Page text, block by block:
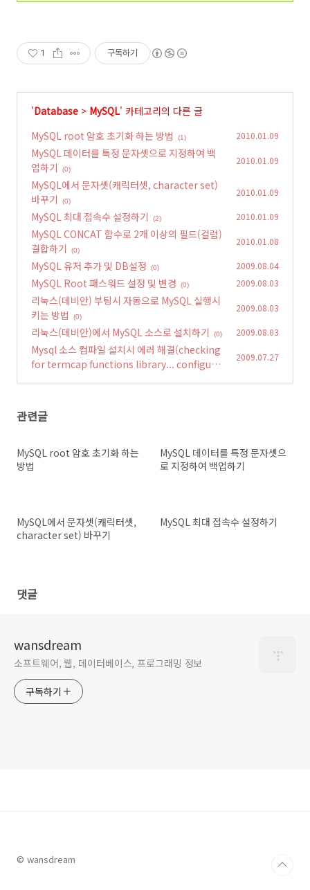
1 구독하기
'Database > MySQL' 카테고리의 다른 글
MySQL root 암호 초기화 하는 방법
(1) 2010.01.09
MySQL 데이터를 특정 문자셋으로 지정하여 백
업하기
(0)
2010.01.09
MySQL에서 문자셋(캐릭터셋, character set)
바꾸기
(0)
2010.01.09
MySQL 최대 접속수 설정하기 (2) 2010.01.09
MySQL CONCAT 함수로 2개 이상의 필드(컬럼)
결합하기
(0)
2010.01.08
MySQL 유저 추가 및 DB설정 (0) 2009.08.04
MySQL Root 패스워드 설정 및 변경 (0) 2009.08.03
리눅스(데비안) 부팅시 자동으로 MySQL 실행시
키는 방법
(0)
2009.08.03
리눅스(데비안)에서 MySQL 소스로 설치하기 (0) 2009.08.03
Mysql 소스 컴파일 설치시 에러 해결(checking
for termcap functions library... configure:
2009.07.27
관련글
MySQL root 암호 초기화 하는
방법
MySQL 데이터를 특정 문자셋으
로 지정하여 백업하기
MySQL에서 문자셋(캐릭터셋,
character set) 바꾸기
MySQL 최대 접속수 설정하기
댓글
wansdream
소프트웨어, 웹, 데이터베이스, 프로그래밍 정보
구독하기
© wansdream